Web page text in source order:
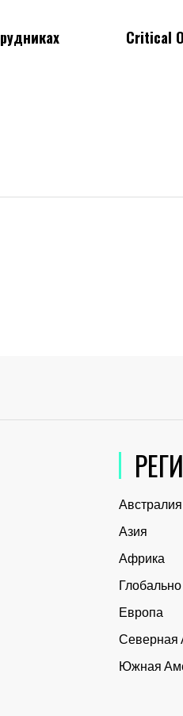
Critical
Австралия
Азия
Африка
Глобально
Европа
Северная
Южная